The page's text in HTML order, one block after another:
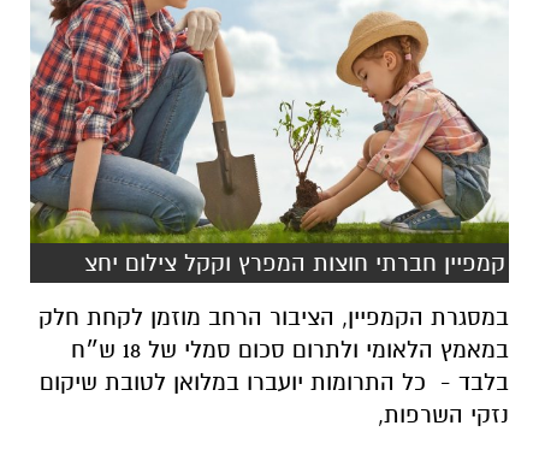
קמפיין חברתי חוצות המפרץ וקקל צילום יחצ
במסגרת הקמפיין, הציבור הרחב מוזמן לקחת חלק
במאמץ הלאומי ולתרום סכום סמלי של 18 ש״ח
בלבד - כל התרומות יועברו במלואן לטובת שיקום
נזקי השרפות,